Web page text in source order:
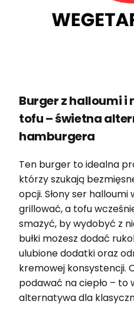
Burger z halloumi
tofu – świetna
hamburgera
Ten burger to idealna
którzy szukają
opcji. Słony ser
grillować, a tofu
smażyć, by wydobyć z
bułki możesz dodać
ulubione dodatki oraz
kremowej konsystencji.
podawać na ciepło – to
alternatywa dla